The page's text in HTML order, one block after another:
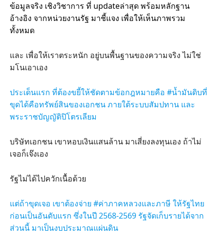
ข้อมูลจริง เชิงวิชาการ ที่ updateล่าสุด พร้อมหลักฐาน
อ้างอิง จากหน่วยงานรัฐ มาชี้แจง เพื่อให้เห็นภาพรวม
ทั้งหมด
และ เพื่อให้เราตระหนัก อยู่บนพื้นฐานของความจริง ไม่ใช่
มโนเอาเอง
ประเด็นแรก ที่ต้องขยี้ให้ชัดตามข้อกฎหมายคือ #น้ำมันดิบที่
ขุดได้คือทรัพย์สินของเอกชน ภายใต้ระบบสัมปทาน และ
พระราชบัญญัติปิโตรเลียม
บริษัทเอกชน เขาหอบเงินแสนล้าน มาเสี่ยงลงทุนเอง ถ้าไม่
เจอก็เจ๊งเอง
รัฐไม่ได้ไปควักเนื้อด้วย
แต่ถ้าขุดเจอ เขาต้องจ่าย #ค่าภาคหลวงและภาษี ให้รัฐไทย
ก่อนเป็นอันดับแรก ซึ่งในปี 2568-2569 รัฐจัดเก็บรายได้จาก
ส่วนนี้ มาเป็นงบประมาณแผ่นดิน